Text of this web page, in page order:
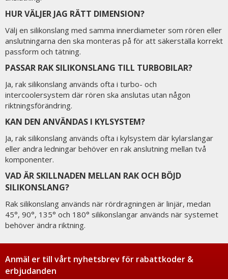
HUR VÄLJER JAG RÄTT DIMENSION?
Välj en silikonslang med samma innerdiameter som rören eller
anslutningarna den ska monteras på för att säkerställa korrekt
passform och tätning.
PASSAR RAK SILIKONSLANG TILL TURBOBILAR?
Ja, rak silikonslang används ofta i turbo- och
intercoolersystem där rören ska anslutas utan någon
riktningsförändring.
KAN DEN ANVÄNDAS I KYLSYSTEM?
Ja, rak silikonslang används ofta i kylsystem där kylarslangar
eller andra ledningar behöver en rak anslutning mellan två
komponenter.
VAD ÄR SKILLNADEN MELLAN RAK OCH BÖJD
SILIKONSLANG?
Rak silikonslang används när rördragningen är linjär, medan
45°, 90°, 135° och 180° silikonslangar används när systemet
behöver ändra riktning.
Anmäl er till vårt nyhetsbrev för rabattkoder &
erbjudanden